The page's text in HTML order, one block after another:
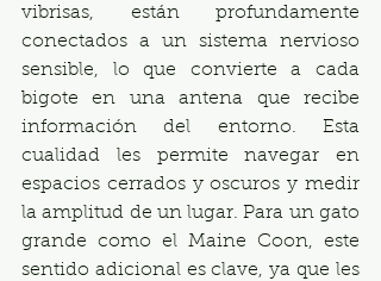
vibrisas, están profundamente
conectados a un sistema nervioso
sensible, lo que convierte a cada
bigote en una antena que recibe
información del entorno. Esta
cualidad les permite navegar en
espacios cerrados y oscuros y medir
la amplitud de un lugar. Para un gato
grande como el Maine Coon, este
sentido adicional es clave, ya que les